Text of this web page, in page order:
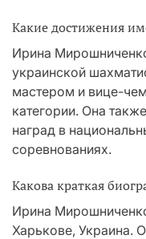
Какие достижения
Ирина
украинской
мастером и вице-
категории. Она
наград в
соревнованиях.
Какова краткая
Ирина
Харькове, Украина.